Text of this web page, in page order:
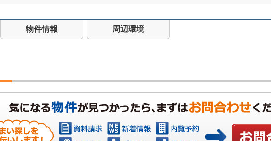
物件情報 周辺環境